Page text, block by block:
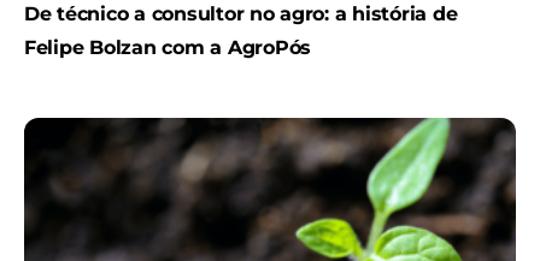
De técnico a consultor no agro: a história de
Felipe Bolzan com a AgroPós